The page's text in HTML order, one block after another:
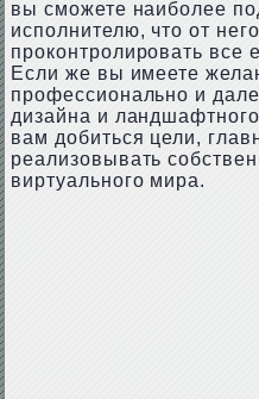
вы сможете наиболее
исполнителю, что от
проконтролировать все
Если же вы имеете
профессионально и
дизайна и
вам добиться цели,
реализовывать
виртуального мира.